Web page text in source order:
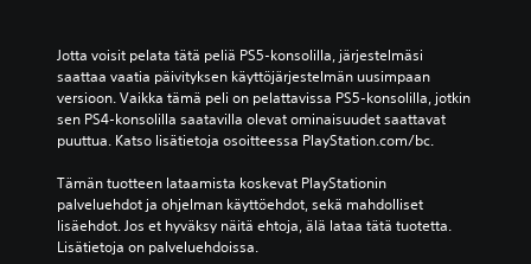
Jotta voisit pelata tätä peliä PS5-konsolilla, järjestelmäsi
saattaa vaatia päivityksen käyttöjärjestelmän uusimpaan
versioon. Vaikka tämä peli on pelattavissa PS5-konsolilla, jotkin
sen PS4-konsolilla saatavilla olevat ominaisuudet saattavat
puuttua. Katso lisätietoja osoitteessa PlayStation.com/bc.
Tämän tuotteen lataamista koskevat PlayStationin
palveluehdot ja ohjelman käyttöehdot, sekä mahdolliset
lisäehdot. Jos et hyväksy näitä ehtoja, älä lataa tätä tuotetta.
Lisätietoja on palveluehdoissa.